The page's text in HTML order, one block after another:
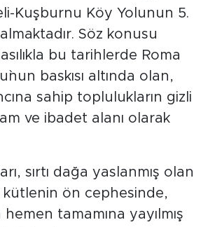
Kuşburnu Köy Yolunun 5.
Söz konusu
bu tarihlerde Roma
baskısı altında olan,
sahip toplulukların gizli
ve ibadet alanı olarak
sırtı dağa yaslanmış olan
kütlenin ön cephesinde,
hemen tamamına yayılmış